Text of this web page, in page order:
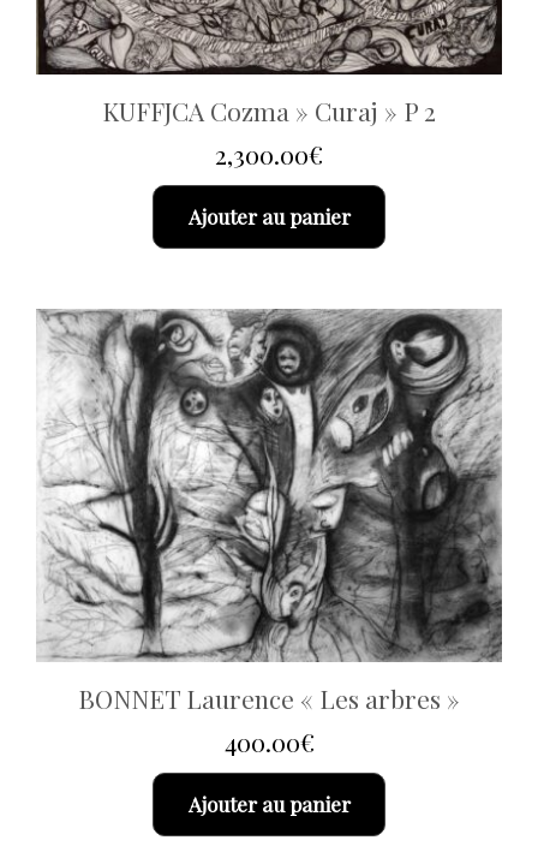
KUFFJCA Cozma » Curaj » P 2
2,300.00€
Ajouter au panier
BONNET Laurence « Les arbres »
400.00€
Ajouter au panier